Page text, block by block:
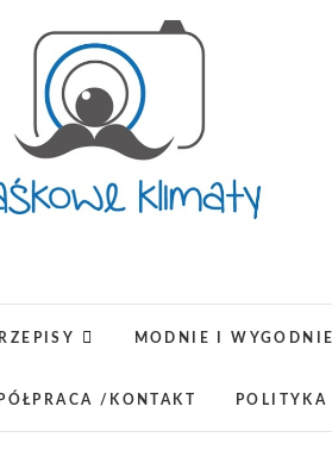
ZABAWA POŁĄCZONA Z
MODNIE I WYGODNIE
/KONTAKT POLITYKA